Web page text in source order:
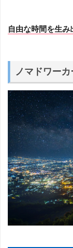
自由な時間を生み
ノマドワー